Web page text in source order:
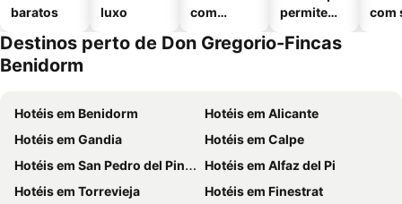
baratos
luxo
com
permitem
com
Destinos perto de Don Gregorio-Fincas
Benidorm
Hotéis em Benidorm
Hotéis em Alicante
Hotéis em Gandia
Hotéis em Calpe
Hotéis em San Pedro del Pinatar
Hotéis em Alfaz del Pi
Hotéis em Torrevieja
Hotéis em Finestrat